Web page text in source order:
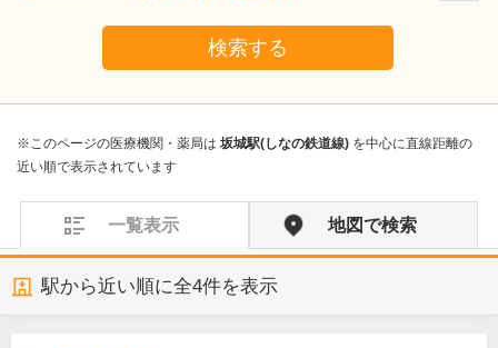
検索する
※このページの医療機関・薬局は 坂城駅(しなの鉄道線) を中心に直線距離の
近い順で表示されています
一覧表示 地図で検索
駅から近い順に全4件を表示